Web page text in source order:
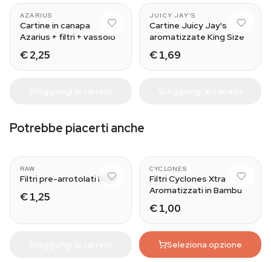
AZARIUS
Cartine in canapa
Azarius + filtri + vassoio
€ 2,25
JUICY JAY'S
Cartine Juicy Jay's
aromatizzate King Size
€ 1,69
Potrebbe piacerti anche
RAW
Filtri pre-arrotolati RAW
€ 1,25
CYCLONES
Filtri Cyclones Xtra
Aromatizzati in Bambù
€ 1,00
Seleziona opzione